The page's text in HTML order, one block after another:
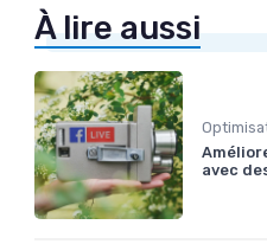
À lire aussi
avec